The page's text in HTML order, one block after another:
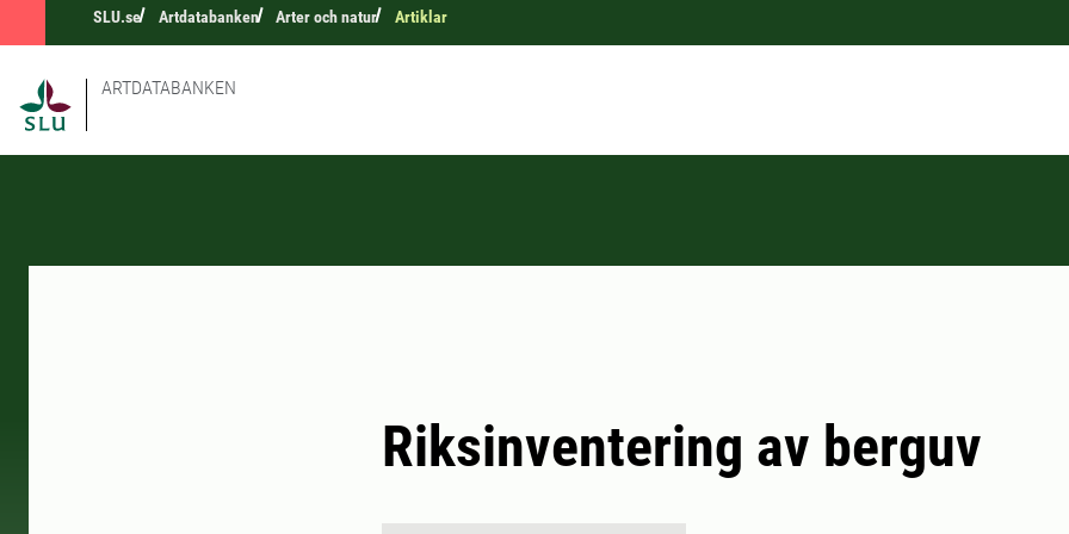
SLU.se Artdatabanken Arter och natur Artiklar
ARTDATABANKEN
Riksinventering av berguv